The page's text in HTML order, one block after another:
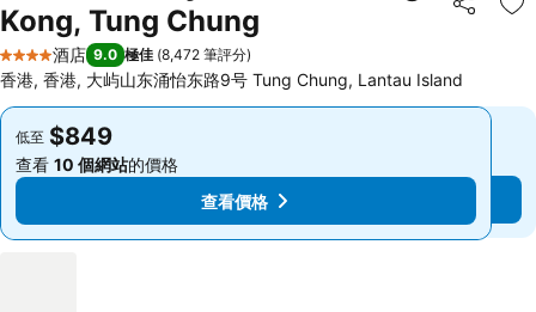
Kong, Tung Chung
分享 放
4 星級
酒店 9.0 極佳 (8,472 筆評分)
香港, 香港, 大屿山东涌怡东路9号 Tung Chung, Lantau Island
低至 $849
查看 10 個網站的價格
查看價格
低至 $849
查看 10 個網站的價格
查看價格